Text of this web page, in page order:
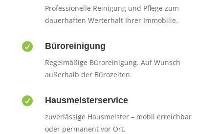
Professionelle Reinigung und Pflege zum
dauerhaften Werterhalt Ihrer Immobilie.
 Büroreinigung
Regelmäßige Büroreinigung. Auf Wunsch
außerhalb der Bürozeiten.
 Hausmeisterservice
zuverlässige Hausmeister – mobil erreichbar
oder permanent vor Ort.